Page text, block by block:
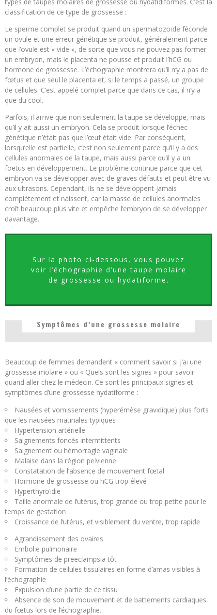
classification de ce type de grossesse :
Le sperme complet se produit quand un spermatozoïde féconde
un ovule et une erreur génétique se produit, généralement parce
que l’ovule est « vide », de sorte que vous ne pouvez pas former
un embryon, mais le placenta ne pousse et produit l’hCG ou
hormone de grossesse. L’échographie montrera qu’il n’y a pas de
fœtus et que seul le placenta et, si le temps a passé, un groupe
de cellules. C’est appelé complet parce que dans ce cas, il n’y a
que du cool.
Parfois, il arrive que non seulement la taupe se développe, mais
qu’il y ait aussi un embryon. Cela se produit lorsque l’échec
génétique n’était pas que l’œuf était vide. Par conséquent,
lorsqu’elle est partielle, c’est non seulement parce qu’il y a des
cellules anormales de la taupe, mais aussi parce qu’il y a un
foetus en développement. Le problème continue parce que cet
embryon va se développer avec de graves défauts et peut être vu
aux ultrasons. Cependant, ils ne se développent jamais
complètement et naissent, car la masse de cellules anormales
croît beaucoup plus vite et empêche l’embryon de se développer
davantage.
Sur la photo ci-dessous, vous pouvez
voir l’échographie d’une taupe molaire
de grossesse ou hydatiforme.
Symptômes d’une grossesse molaire
Beaucoup de femmes demandent « comment savoir si j’ai une
grossesse molaire » ou « Quels sont les signes » pour savoir
quand aller chez le médecin. Ce sont les principaux signes et
symptômes d’une grossesse hydatiforme :
Nausées et vomissements (hyperémèse gravidique) plus forts
que les nausées matinales typiques
Hypertension artérielle
Saignements foncés intermittents
Saignement ou hémorragie vaginale
Malaise dans la région pelvienne
Constatation de l’absence de mouvement fœtal
Hormone de grossesse ou hCG trop élevé
Hyperthyroïdie
Taille anormale de l’utérus, trop grande ou trop petite pour le
temps de gestation
Croissance de l’utérus, et visiblement du ventre, trop rapide
Agrandissement des ovaires
Embolie pulmonaire
Symptômes de preeclampsia tôt
Formation de cellules tissulaires en forme d’amas visibles à
l’échographie
Expulsion d’une partie de ce tissu
Absence de son de mouvement et de battements cardiaques
du fœtus lors de l’échographie.